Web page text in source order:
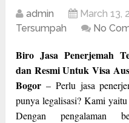
admin March 13,
Tersumpah
No
Biro Jasa Penerjemah
dan Resmi Untuk Visa
Bogor – Perlu jasa
punya legalisasi? Kami
Dengan pengalaman